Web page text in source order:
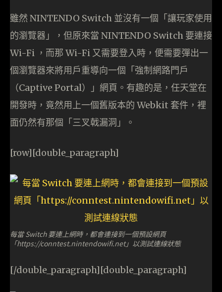
雖然 NINTENDO Switch 並沒有一個「讓玩家使用
的瀏覽器」，但原來當 NINTENDO Switch 要連接
Wi-Fi ，而那 Wi-Fi 又需要登入時，便需要彈出一
個瀏覽器來將用戶重導向一個「強制網路門戶
（Captive Portal）」網頁。有趣的是，任天堂在
開發時，竟然用上一個舊版本的 Webkit 套件，裡
面仍然有那個「三叉戟漏洞」。
[row][double_paragraph]
每當 Switch 要連上網時，都會連接到一個預設網頁
「https://conntest.nintendowifi.net」以測試連線狀態
[/double_paragraph][double_paragraph]